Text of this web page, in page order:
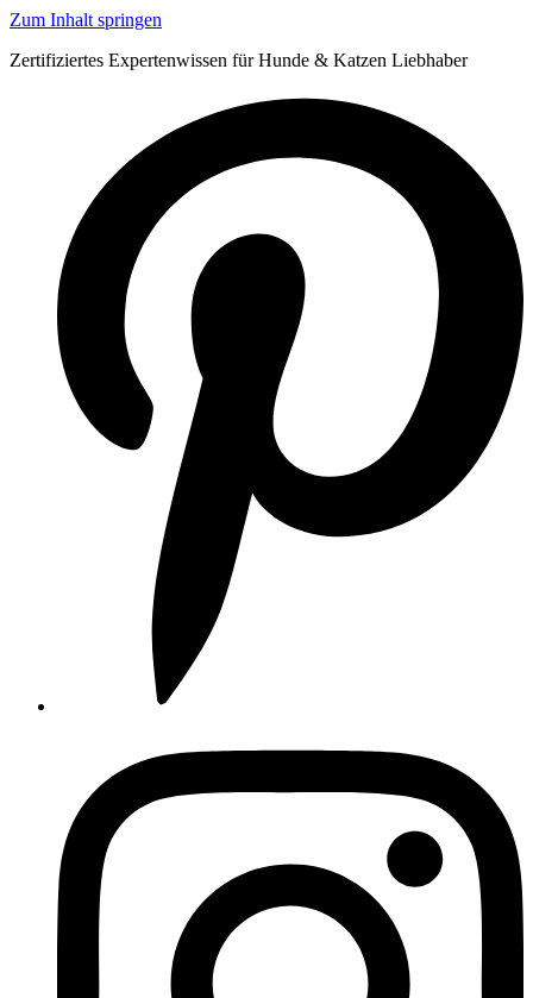
Zum Inhalt springen
Zertifiziertes Expertenwissen für Hunde & Katzen Liebhaber